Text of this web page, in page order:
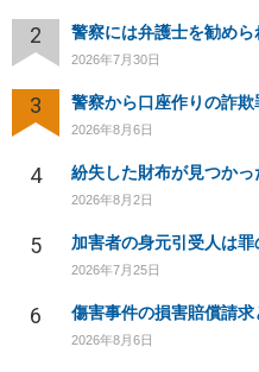
2
2026年7月30日
3 警察から口座作りの詐欺
2026年8月6日
4 紛失した財布が見つか
2026年8月2日
5 加害者の身元引受人は
2026年7月25日
6 傷害事件の損害賠償請
2026年8月6日